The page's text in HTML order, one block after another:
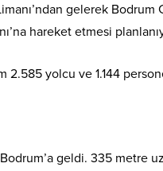
gelerek Bodrum
hareket etmesi
2.585 yolcu ve 1.144
Bodrum’a geldi. 335 metre